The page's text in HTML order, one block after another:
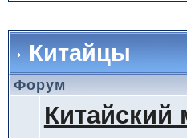
Китайцы
Форум